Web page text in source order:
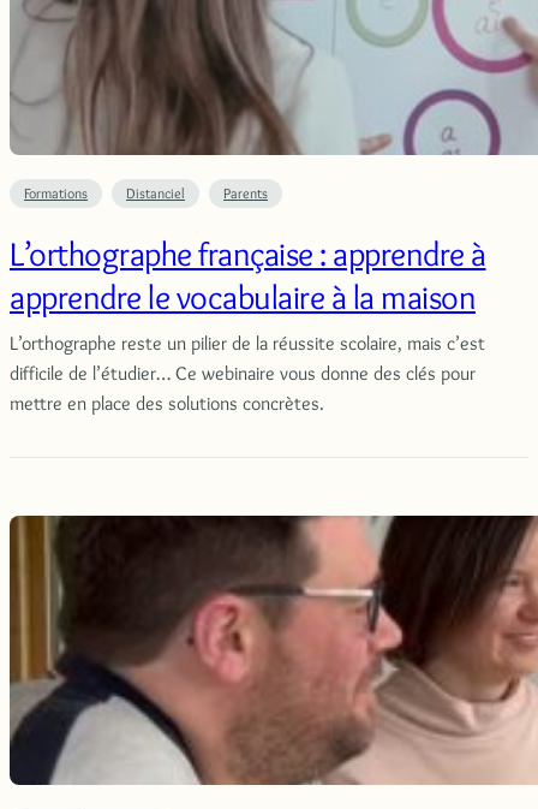
Formations Distanciel Parents
L’orthographe française : apprendre à
apprendre le vocabulaire à la maison
L’orthographe reste un pilier de la réussite scolaire, mais c’est
difficile de l’étudier… Ce webinaire vous donne des clés pour
mettre en place des solutions concrètes.